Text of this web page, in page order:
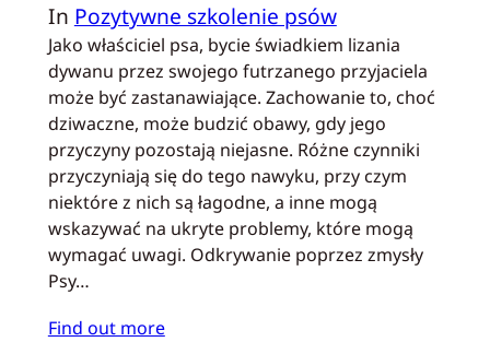
In Pozytywne szkolenie psów
Jako właściciel psa, bycie świadkiem lizania
dywanu przez swojego futrzanego przyjaciela
może być zastanawiające. Zachowanie to, choć
dziwaczne, może budzić obawy, gdy jego
przyczyny pozostają niejasne. Różne czynniki
przyczyniają się do tego nawyku, przy czym
niektóre z nich są łagodne, a inne mogą
wskazywać na ukryte problemy, które mogą
wymagać uwagi. Odkrywanie poprzez zmysły
Psy…
Find out more